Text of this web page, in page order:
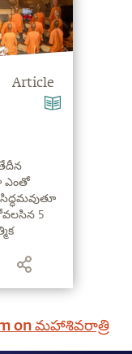
Article
ఎంతో
5
onమహాశివరాత్రి